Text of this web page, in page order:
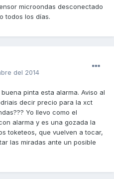
microondas desconectado
todos los días.
del 2014
pinta esta alarma. Aviso al
decir precio para la xct
Yo llevo como el
alarma y es una gozada la
toketeos, que vuelven a tocar,
las miradas ante un posible